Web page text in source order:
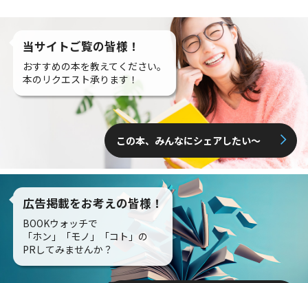
当サイトご覧の皆様！
おすすめの本を教えてください。
本のリクエスト承ります！
この本、みんなにシェアしたい〜
広告掲載をお考えの皆様！
BOOKウォッチで
「ホン」「モノ」「コト」の
PRしてみませんか？